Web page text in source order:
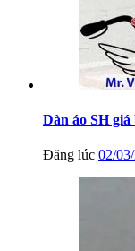
Dàn áo SH
Đăng lúc 02/